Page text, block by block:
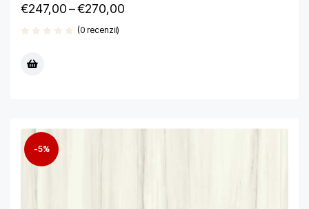
€247,00–€270,00
(0 recenzii)
-5%